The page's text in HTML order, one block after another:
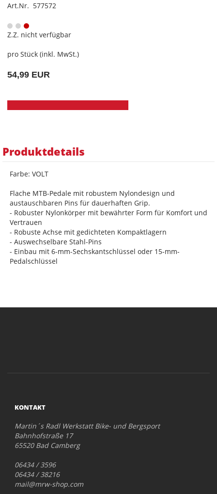
Art.Nr. 577572
Z.Z. nicht verfügbar
pro Stück (inkl. MwSt.)
54,99 EUR
Produktdetails
Farbe: VOLT
Flache MTB-Pedale mit robustem Nylondesign und
austauschbaren Pins für dauerhaften Grip.
- Robuster Nylonkörper mit bewährter Form für Komfort und
Vertrauen
- Robuste Achse mit gedichteten Kompaktlagern
- Auswechselbare Stahl-Pins
- Einbau mit 6-mm-Sechskantschlüssel oder 15-mm-
Pedalschlüssel
KONTAKT
Martin´s Radl Werkstatt Bike- und Bergsport
Bahnhofstraße 17
65520 Bad Camberg
06434 / 3596
06434 / 38216
mail@mrw-shop.com